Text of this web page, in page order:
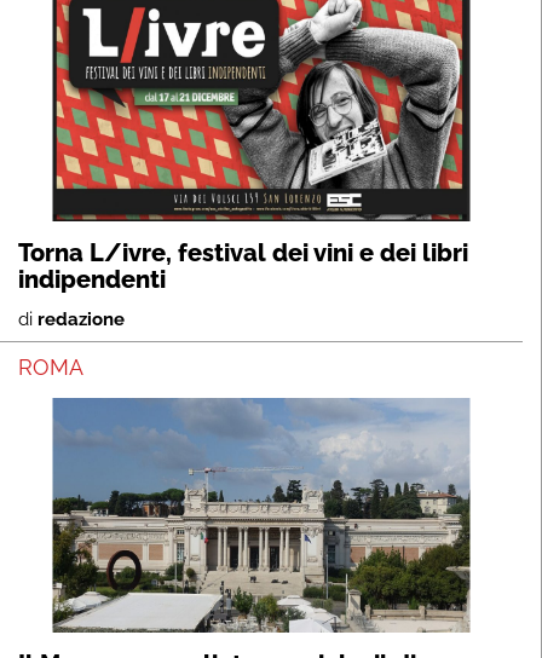
Torna L/ivre, festival dei vini e dei libri
indipendenti
di redazione
ROMA